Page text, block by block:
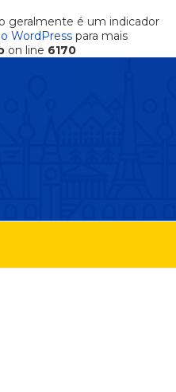
geralmente é um indicador
WordPress para mais
on line 6170